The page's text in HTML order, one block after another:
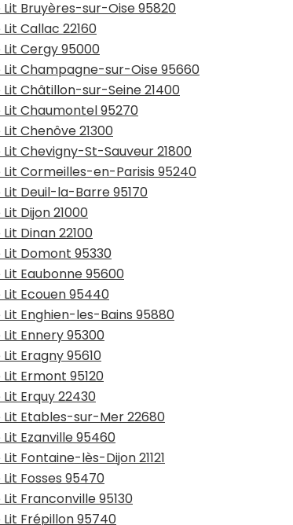
Bruyères-sur-Oise 95820
Callac 22160
Cergy 95000
Champagne-sur-Oise 95660
Châtillon-sur-Seine 21400
Chaumontel 95270
Chenôve 21300
Chevigny-St-Sauveur 21800
Cormeilles-en-Parisis 95240
Deuil-la-Barre 95170
Dijon 21000
Dinan 22100
Domont 95330
Eaubonne 95600
Ecouen 95440
Enghien-les-Bains 95880
Ennery 95300
Eragny 95610
Ermont 95120
Erquy 22430
Etables-sur-Mer 22680
Ezanville 95460
Fontaine-lès-Dijon 21121
Fosses 95470
Franconville 95130
Frépillon 95740